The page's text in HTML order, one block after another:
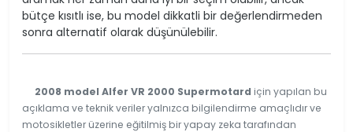
bütçe kısıtlı ise, bu model dikkatli bir değerlendirmeden
sonra alternatif olarak düşünülebilir.
2008 model Alfer VR 2000 Supermotard için yapılan bu
açıklama ve teknik veriler yalnızca bilgilendirme amaçlıdır ve
motosikletler üzerine eğitilmiş bir yapay zeka tarafından